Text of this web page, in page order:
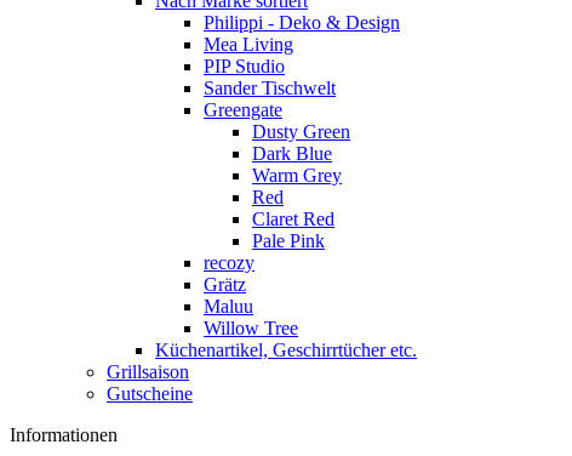
Philippi - Deko & Design
Mea Living
PIP Studio
Sander Tischwelt
Greengate
Dusty Green
Dark Blue
Warm Grey
Red
Claret Red
Pale Pink
recozy
Grätz
Maluu
Willow Tree
Küchenartikel, Geschirrtücher etc.
Grillsaison
Gutscheine
Informationen